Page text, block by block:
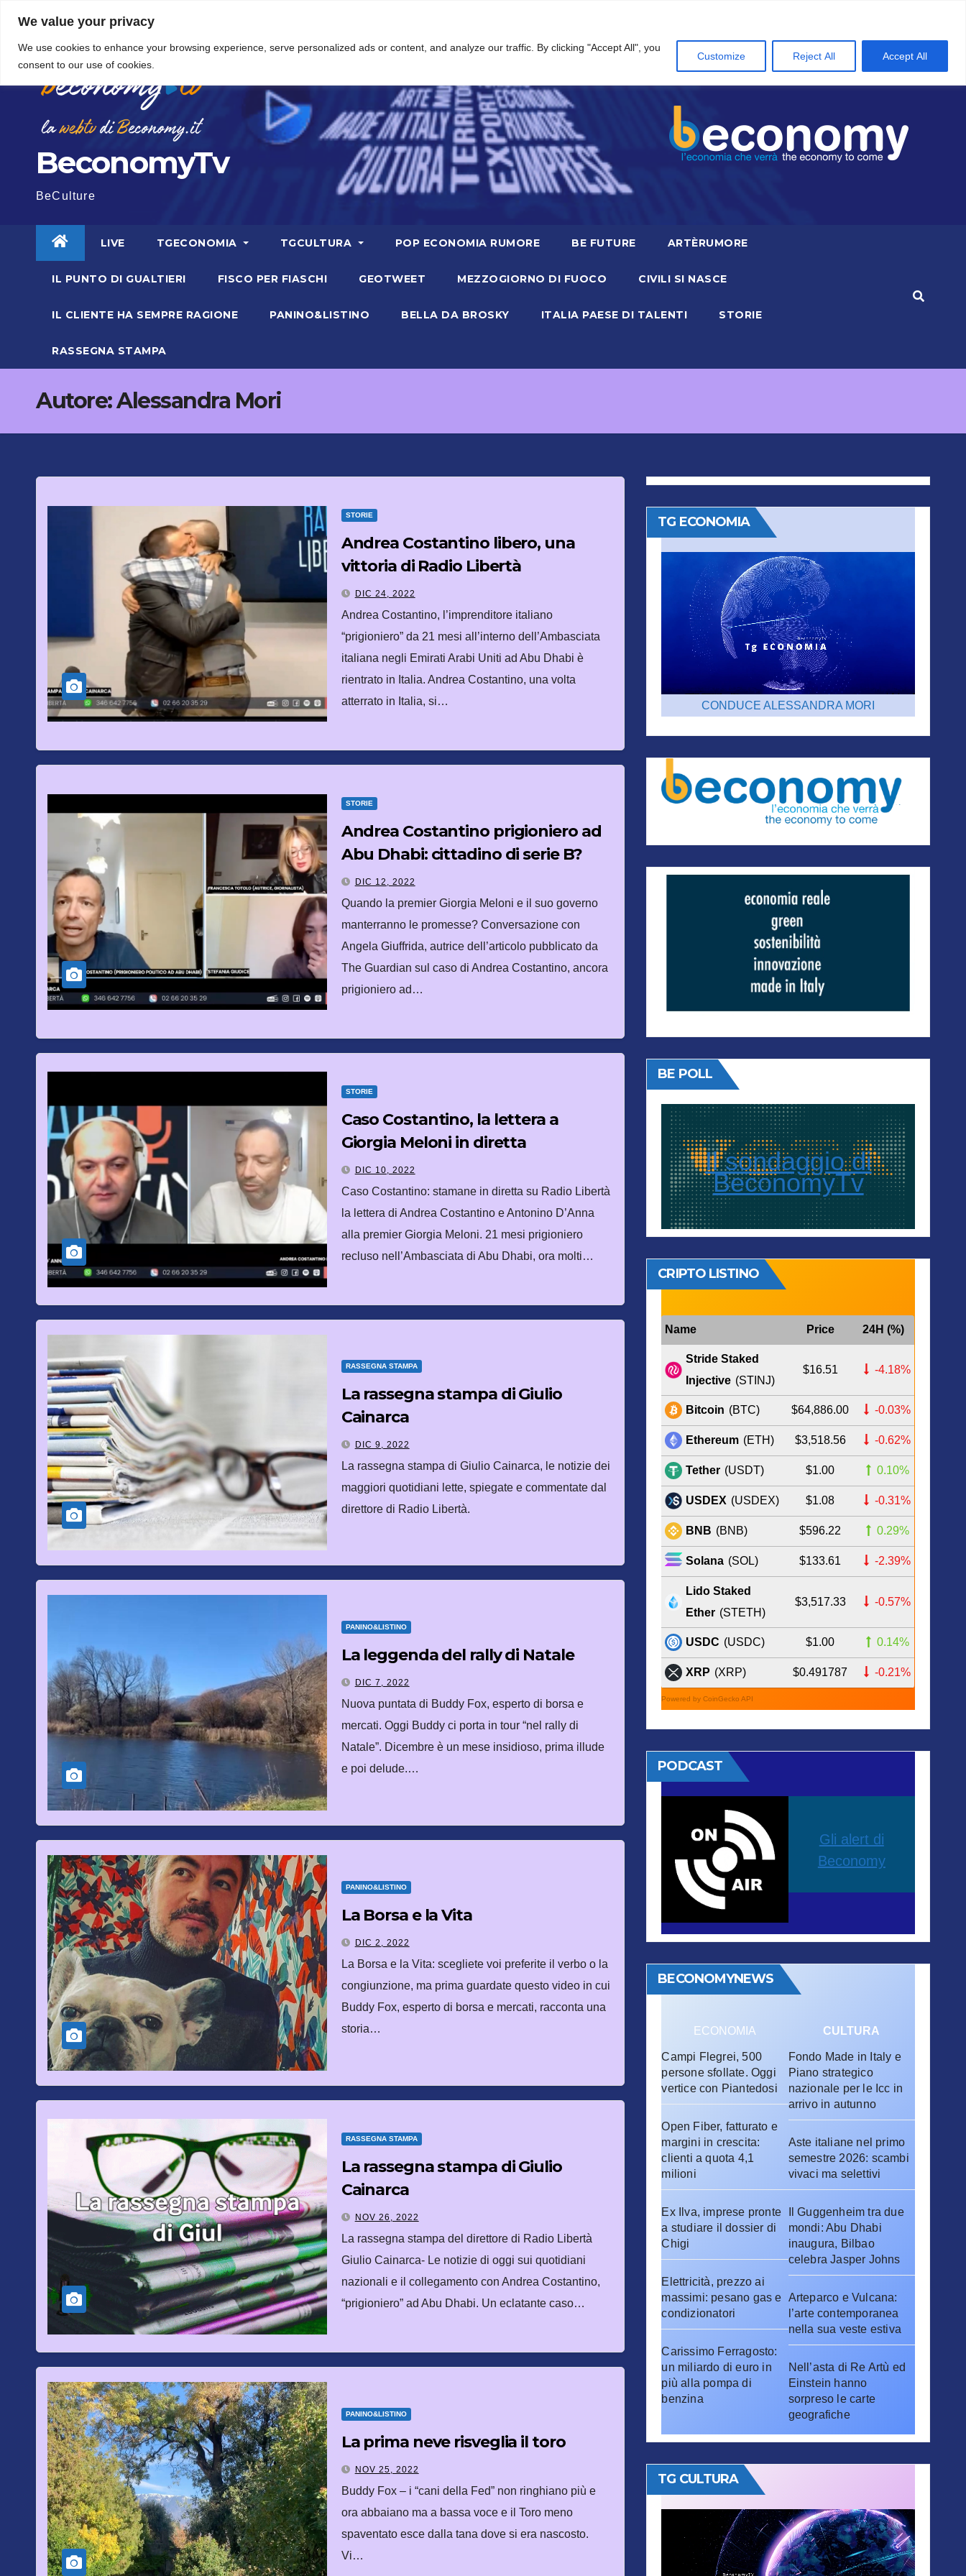
We value your privacy
We use cookies to enhance your browsing experience, serve personalized ads or content, and analyze our traffic. By clicking "Accept All", you
consent to our use of cookies.
Customize Reject All Accept All
contenuto
5 Agosto 2026 9:04
BeconomyTv
BeCulture
LIVE TGECONOMIA TGCULTURA POP ECONOMIA RUMORE BE FUTURE ARTÈRUMORE
IL PUNTO DI GUALTIERI FISCO PER FIASCHI GEOTWEET MEZZOGIORNO DI FUOCO CIVILI SI NASCE
IL CLIENTE HA SEMPRE RAGIONE PANINO&LISTINO BELLA DA BROSKY ITALIA PAESE DI TALENTI STORIE
RASSEGNA STAMPA
Autore:Alessandra Mori
STORIE
Andrea Costantino libero, una
vittoria di Radio Libertà
DIC 24, 2022
Andrea Costantino, l’imprenditore italiano
“prigioniero” da 21 mesi all’interno dell’Ambasciata
italiana negli Emirati Arabi Uniti ad Abu Dhabi è
rientrato in Italia. Andrea Costantino, una volta
atterrato in Italia, si…
STORIE
Andrea Costantino prigioniero ad
Abu Dhabi: cittadino di serie B?
DIC 12, 2022
Quando la premier Giorgia Meloni e il suo governo
manterranno le promesse? Conversazione con
Angela Giuffrida, autrice dell’articolo pubblicato da
The Guardian sul caso di Andrea Costantino, ancora
prigioniero ad…
STORIE
Caso Costantino, la lettera a
Giorgia Meloni in diretta
DIC 10, 2022
Caso Costantino: stamane in diretta su Radio Libertà
la lettera di Andrea Costantino e Antonino D’Anna
alla premier Giorgia Meloni. 21 mesi prigioniero
recluso nell’Ambasciata di Abu Dhabi, ora molti…
RASSEGNA STAMPA
La rassegna stampa di Giulio
Cainarca
DIC 9, 2022
La rassegna stampa di Giulio Cainarca, le notizie dei
maggiori quotidiani lette, spiegate e commentate dal
direttore di Radio Libertà.
PANINO&LISTINO
La leggenda del rally di Natale
DIC 7, 2022
Nuova puntata di Buddy Fox, esperto di borsa e
mercati. Oggi Buddy ci porta in tour “nel rally di
Natale”. Dicembre è un mese insidioso, prima illude
e poi delude.…
PANINO&LISTINO
La Borsa e la Vita
DIC 2, 2022
La Borsa e la Vita: scegliete voi preferite il verbo o la
congiunzione, ma prima guardate questo video in cui
Buddy Fox, esperto di borsa e mercati, racconta una
storia…
RASSEGNA STAMPA
La rassegna stampa di Giulio
Cainarca
NOV 26, 2022
La rassegna stampa del direttore di Radio Libertà
Giulio Cainarca- Le notizie di oggi sui quotidiani
nazionali e il collegamento con Andrea Costantino,
“prigioniero” ad Abu Dhabi. Un eclatante caso…
PANINO&LISTINO
La prima neve risveglia il toro
NOV 25, 2022
Buddy Fox – i “cani della Fed” non ringhiano più e
ora abbaiano ma a bassa voce e il Toro meno
spaventato esce dalla tana dove si era nascosto.
Vi…
TG ECONOMIA
CONDUCE ALESSANDRA MORI
BE POLL
Il sondaggio di
BeconomyTv
CRIPTO LISTINO
Name Price 24H (%)
Stride Staked
Injective (STINJ)
$16.51 -4.18%
Bitcoin (BTC) $64,886.00 -0.03%
Ethereum (ETH) $3,518.56 -0.62%
Tether (USDT) $1.00 0.10%
USDEX (USDEX) $1.08 -0.31%
BNB (BNB) $596.22 0.29%
Solana (SOL) $133.61 -2.39%
Lido Staked
Ether (STETH)
$3,517.33 -0.57%
USDC (USDC) $1.00 0.14%
XRP (XRP) $0.491787 -0.21%
Powered by CoinGecko API
PODCAST
Gli alert di
Beconomy
BECONOMYNEWS
ECONOMIA
Campi Flegrei, 500
persone sfollate. Oggi
vertice con Piantedosi
Open Fiber, fatturato e
margini in crescita:
clienti a quota 4,1
milioni
Ex Ilva, imprese pronte
a studiare il dossier di
Chigi
Elettricità, prezzo ai
massimi: pesano gas e
condizionatori
Carissimo Ferragosto:
un miliardo di euro in
più alla pompa di
benzina
CULTURA
Fondo Made in Italy e
Piano strategico
nazionale per le Icc in
arrivo in autunno
Aste italiane nel primo
semestre 2026: scambi
vivaci ma selettivi
Il Guggenheim tra due
mondi: Abu Dhabi
inaugura, Bilbao
celebra Jasper Johns
Arteparco e Vulcana:
l’arte contemporanea
nella sua veste estiva
Nell’asta di Re Artù ed
Einstein hanno
sorpreso le carte
geografiche
TG CULTURA